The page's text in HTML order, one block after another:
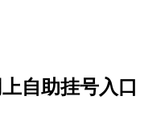
自助挂号入口